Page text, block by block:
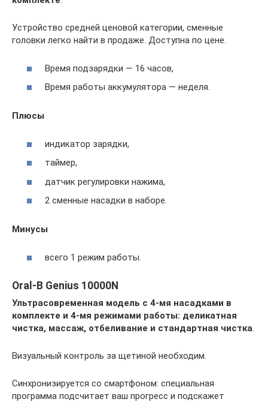
Устройство средней ценовой категории, сменные
головки легко найти в продаже. Доступна по цене.
Время подзарядки — 16 часов,
Время работы аккумулятора — неделя.
Плюсы
индикатор зарядки,
таймер,
датчик регулировки нажима,
2 сменные насадки в наборе.
Минусы
всего 1 режим работы.
Oral-B Genius 10000N
Ультрасовременная модель с 4-мя насадками в
комплекте и 4-мя режимами работы: деликатная
чистка, массаж, отбеливание и стандартная чистка
Визуальный контроль за щетиной необходим.
Синхронизируется со смартфоном: специальная
программа подсчитает ваш прогресс и подскажет